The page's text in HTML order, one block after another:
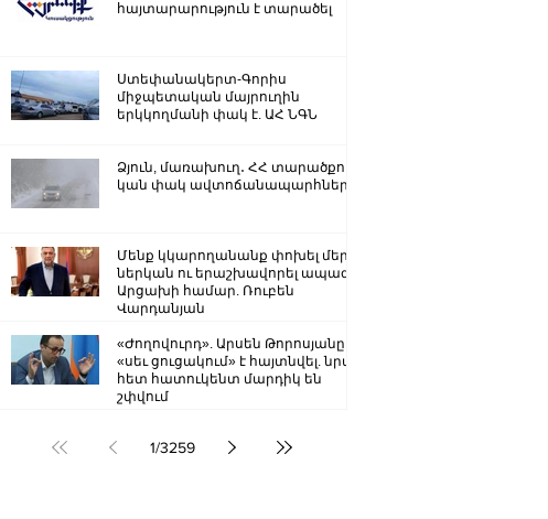
հայտարարություն է տարածել
Ստեփանակերտ-Գորիս
միջպետական մայրուղին
երկկողմանի փակ է. ԱՀ ՆԳՆ
Ձյուն, մառախուղ․ ՀՀ տարածքում
կան փակ ավտոճանապարհներ
Մենք կկարողանանք փոխել մեր
ներկան ու երաշխավորել ապագա
Արցախի համար. Ռուբեն
Վարդանյան
«Ժողովուրդ». Արսեն Թորոսյանը
«սեւ ցուցակում» է հայտնվել. նրա
հետ հատուկենտ մարդիկ են
շփվում
1/3259